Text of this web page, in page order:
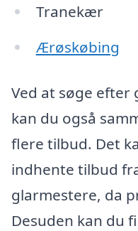
Tranekær
Ærøskøbing
Ved at søge efter
kan du også
flere tilbud. Det
indhente tilbud
glarmestere, da
Desuden kan du